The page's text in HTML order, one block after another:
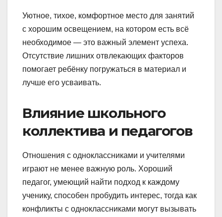
Уютное, тихое, комфортное место для занятий
с хорошим освещением, на котором есть всё
необходимое — это важный элемент успеха.
Отсутствие лишних отвлекающих факторов
помогает ребёнку погружаться в материал и
лучше его усваивать.
Влияние школьного
коллектива и педагогов
Отношения с одноклассниками и учителями
играют не менее важную роль. Хороший
педагог, умеющий найти подход к каждому
ученику, способен пробудить интерес, тогда как
конфликты с одноклассниками могут вызывать